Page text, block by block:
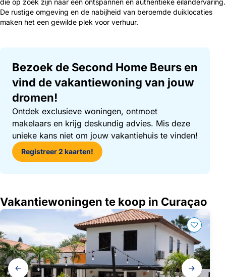
die op zoek zijn naar een ontspannen en authentieke eilandervaring.
De rustige omgeving en de nabijheid van beroemde duiklocaties
maken het een gewilde plek voor verhuur.
Bezoek de Second Home Beurs en
vind de vakantiewoning van jouw
dromen!
Ontdek exclusieve woningen, ontmoet
makelaars en krijg deskundig advies. Mis deze
unieke kans niet om jouw vakantiehuis te vinden!
Registreer 2 kaarten!
Vakantiewoningen te koop in Curaçao
Galerij